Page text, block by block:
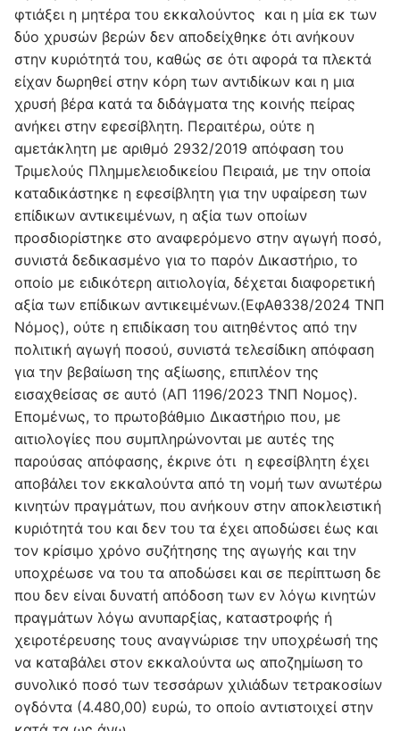
φτιάξει η μητέρα του εκκαλούντος και η μία εκ των
δύο χρυσών βερών δεν αποδείχθηκε ότι ανήκουν
στην κυριότητά του, καθώς σε ότι αφορά τα πλεκτά
είχαν δωρηθεί στην κόρη των αντιδίκων και η μια
χρυσή βέρα κατά τα διδάγματα της κοινής πείρας
ανήκει στην εφεσίβλητη. Περαιτέρω, ούτε η
αμετάκλητη με αριθμό 2932/2019 απόφαση του
Τριμελούς Πλημμελειοδικείου Πειραιά, με την οποία
καταδικάστηκε η εφεσίβλητη για την υφαίρεση των
επίδικων αντικειμένων, η αξία των οποίων
προσδιορίστηκε στο αναφερόμενο στην αγωγή ποσό,
συνιστά δεδικασμένο για το παρόν Δικαστήριο, το
οποίο με ειδικότερη αιτιολογία, δέχεται διαφορετική
αξία των επίδικων αντικειμένων.(ΕφΑθ338/2024 ΤΝΠ
Νόμος), ούτε η επιδίκαση του αιτηθέντος από την
πολιτική αγωγή ποσού, συνιστά τελεσίδικη απόφαση
για την βεβαίωση της αξίωσης, επιπλέον της
εισαχθείσας σε αυτό (ΑΠ 1196/2023 ΤΝΠ Νομος).
Επομένως, το πρωτοβάθμιο Δικαστήριο που, με
αιτιολογίες που συμπληρώνονται με αυτές της
παρούσας απόφασης, έκρινε ότι η εφεσίβλητη έχει
αποβάλει τον εκκαλούντα από τη νομή των ανωτέρω
κινητών πραγμάτων, που ανήκουν στην αποκλειστική
κυριότητά του και δεν του τα έχει αποδώσει έως και
τον κρίσιμο χρόνο συζήτησης της αγωγής και την
υποχρέωσε να του τα αποδώσει και σε περίπτωση δε
που δεν είναι δυνατή απόδοση των εν λόγω κινητών
πραγμάτων λόγω ανυπαρξίας, καταστροφής ή
χειροτέρευσης τους αναγνώρισε την υποχρέωσή της
να καταβάλει στον εκκαλούντα ως αποζημίωση το
συνολικό ποσό των τεσσάρων χιλιάδων τετρακοσίων
ογδόντα (4.480,00) ευρώ, το οποίο αντιστοιχεί στην